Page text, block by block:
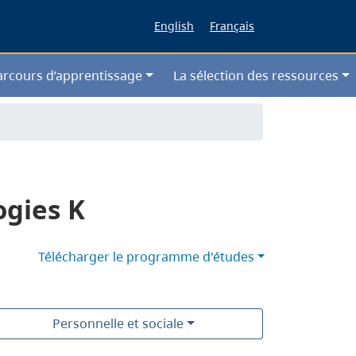
English Français
d’apprentissage La sélection des ressources
K
Télécharger le programme d'études
Personnelle et sociale